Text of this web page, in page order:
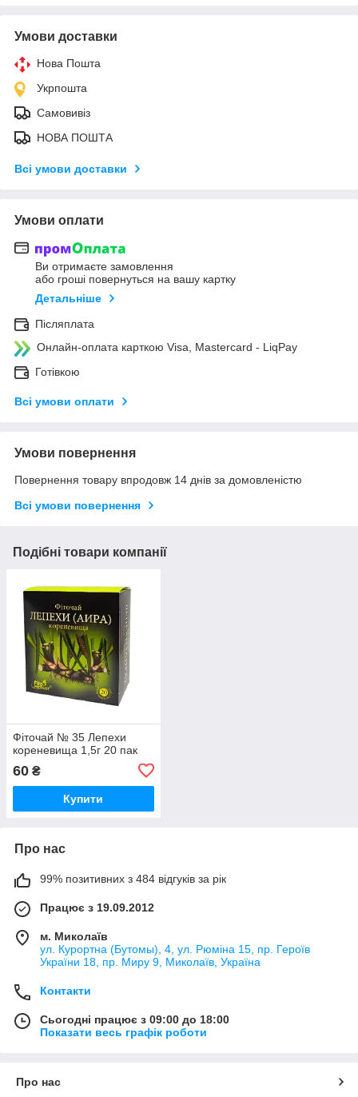
Умови доставки
Нова Пошта
Укрпошта
Самовивіз
НОВА ПОШТА
Всі умови доставки
Умови оплати
Ви отримаєте замовлення
або гроші повернуться на вашу картку
Детальніше
Післяплата
Онлайн-оплата карткою Visa, Mastercard - LiqPay
Готівкою
Всі умови оплати
Умови повернення
Повернення товару впродовж 14 днів за домовленістю
Всі умови повернення
Подібні товари компанії
Фіточай № 35 Лепехи
кореневища 1,5г 20 пак
60 ₴
Купити
Про нас
99% позитивних з 484 відгуків за рік
Працює з 19.09.2012
м. Миколаїв
ул. Курортна (Бутомы), 4, ул. Рюміна 15, пр. Героїв
України 18, пр. Миру 9, Миколаїв, Україна
Контакти
Сьогодні працює з 09:00 до 18:00
Показати весь графік роботи
Про нас